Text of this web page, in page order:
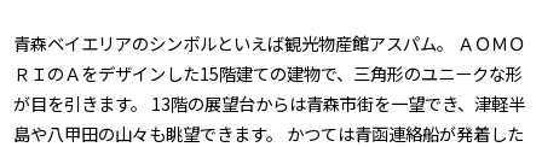
青森ベイエリアのシンボルといえば観光物産館アスパム。 ＡＯＭＯ
ＲＩのＡをデザインした15階建ての建物で、三角形のユニークな形
が目を引きます。 13階の展望台からは青森市街を一望でき、津軽半
島や八甲田の山々も眺望できます。 かつては青函連絡船が発着した